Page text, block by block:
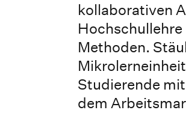
kollaborativen
Methoden.
Studierende
dem